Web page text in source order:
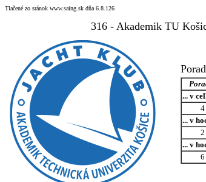
Tlačené zo sránok www.saing.sk dňa 6.8.126
316 - Akademik TU
... v
4
... v
2
... v
6